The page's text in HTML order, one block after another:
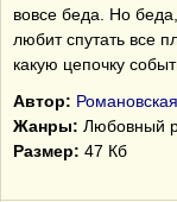
вовсе беда. Но
любит спутать все
какую цепочку
Автор:
Жанры: Любовный
Размер: 47 Кб